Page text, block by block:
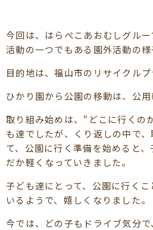
今回は、はらぺこあおむしグル
活動の一つでもある園外活動の様
目的地は、福山市のリサイクルプ
ひかり園から公園の移動は、公用
取り組み始めは、“どこに行くの
も達でしたが、くり返しの中で
て、公園に行く準備を始めると
だか軽くなっていきました。
子ども達にとって、公園に行く
いるようで、嬉しくなりました。
今では、どの子もドライブ気分